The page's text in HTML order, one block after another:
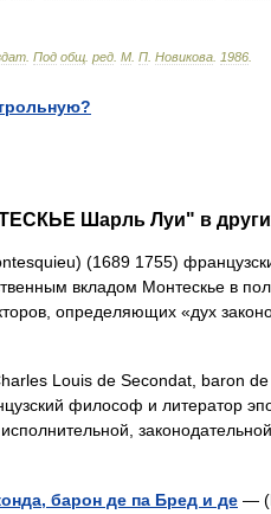
Под общ ред М П Новикова 1986
Шарль Луи" в
(1689 1755)
вкладом Монтескье в
определяющих «дух
Louis de Secondat, baron
философ и литератор
барон де па Бред и де —